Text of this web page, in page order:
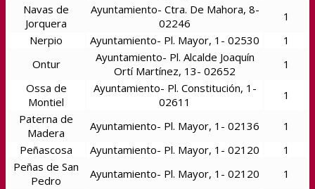
Navas de
Jorquera
Ayuntamiento- Ctra. De Mahora, 8-
02246
1
Nerpio
Ayuntamiento- Pl. Mayor, 1- 02530
1
Ontur
Ayuntamiento- Pl. Alcalde Joaquín
Ortí Martínez, 13- 02652
1
Ossa de
Montiel
Ayuntamiento- Pl. Constitución, 1-
02611
1
Paterna de
Madera
Ayuntamiento- Pl. Mayor, 1- 02136
1
Peñascosa
Ayuntamiento- Pl. Mayor, 1- 02120
1
Peñas de San
Pedro
Ayuntamiento- Pl. Mayor, 1- 02120 1